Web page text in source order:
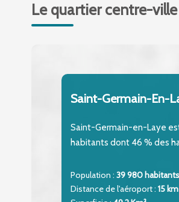
Le quartier centre-ville
Saint-Germain-En-
Saint-Germain-en-Laye
habitants dont 46 % des
Population : 39 980 habitants
Distance de l'aéroport : 15 km